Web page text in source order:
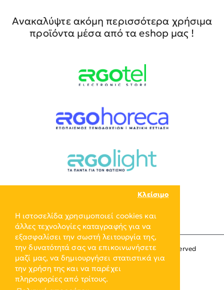
Η ιστοσελίδα χρησιμοποιεί cookies και
άλλες τεχνολογίες καταγραφής για να
εξασφαλίσει την σωστή λειτουργία της,
την δυνατότητά σας να επικοινωνήσετε
μαζί μας, να δημιουργήσει στατιστικά για
την χρήση της και να παρέχει
πληροφορίες από τρίτους.
Κλείσιμο
Ανακαλύψτε ακόμη περισσότερα χρήσιμα
προϊόντα μέσα από τα eshop μας !
Copyright © 2024, ERGO-GROUP, All Rights Reserved